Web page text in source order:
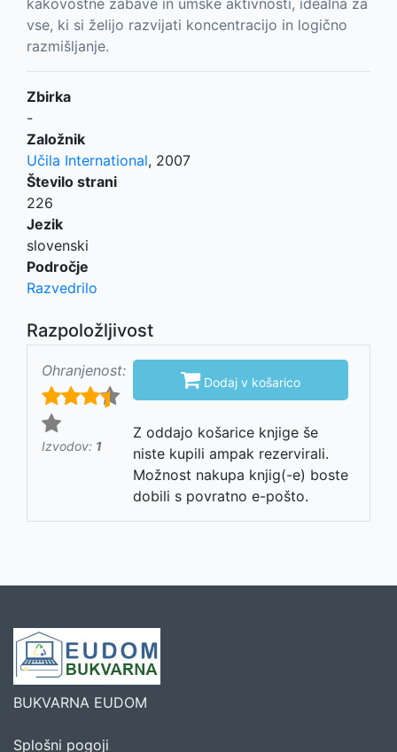
kakovostne zabave in umske aktivnosti, idealna za
vse, ki si želijo razvijati koncentracijo in logično
razmišljanje.
Zbirka
-
Založnik
Učila International, 2007
Število strani
226
Jezik
slovenski
Področje
Razvedrilo
Razpoložljivost
Ohranjenost:
Izvodov: 1
 Dodaj v košarico
Z oddajo košarice knjige še
niste kupili ampak rezervirali.
Možnost nakupa knjig(-e) boste
dobili s povratno e-pošto.
BUKVARNA EUDOM
Splošni pogoji